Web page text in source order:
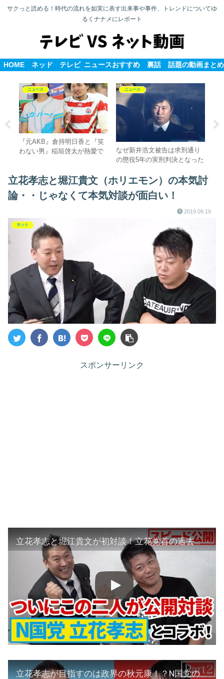
サクっと読める！時代の流れを如実に表す出来事や事件、トレンドについてゆ
るくナナメにレポート
HOME ネット テレビ ニュースおすすめ 裏話 話題の動画まとめ
ニュース
『元AKB』倉持明日香と『笑
わない男』稲垣啓太が熱愛で
ニュース
なぜ新井浩文被告は求刑通り
の懲役5年の実刑判決となった
立花孝志と堀江貴文（ホリエモン）の本気討
論・・じゃなくて本気対談が面白い！
2019.09.19
ネット
スポンサーリンク
立花孝志と堀江貴文が初対談！立花党首の過去に迫る…！【Part1】
立花孝志が目指すのは政界の秋元康！？N国党の戦略を徹底解剖！【Part2】